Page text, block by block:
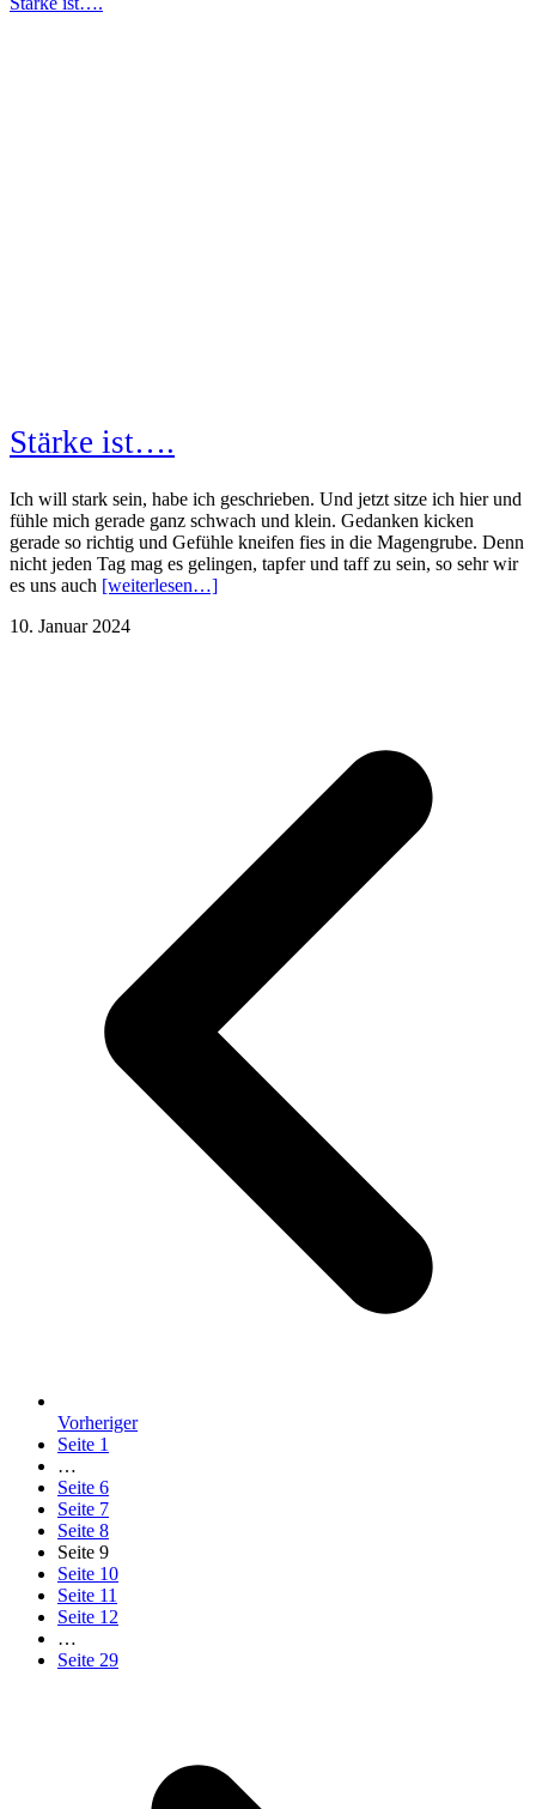
Stärke ist….
Ich will stark sein, habe ich geschrieben. Und jetzt sitze ich hier und
fühle mich gerade ganz schwach und klein. Gedanken kicken
gerade so richtig und Gefühle kneifen fies in die Magengrube. Denn
nicht jeden Tag mag es gelingen, tapfer und taff zu sein, so sehr wir
es uns auch [weiterlesen…]
10. Januar 2024
Vorheriger
Seite 1
…
Seite 6
Seite 7
Seite 8
Seite 9
Seite 10
Seite 11
Seite 12
…
Seite 29